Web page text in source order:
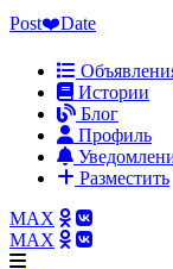
Post❤️Date
Истории
Блог
Профиль
Разместить
MAX
MAX